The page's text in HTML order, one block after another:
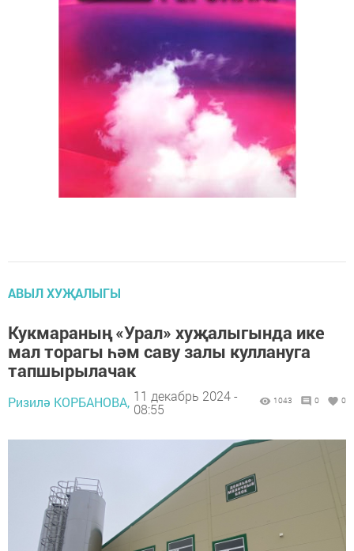
АВЫЛ ХУҖАЛЫГЫ
Кукмараның «Урал» хуҗалыгында ике
мал торагы һәм саву залы куллануга
тапшырылачак
Ризилә КОРБАНОВА, 11 декабрь 2024 -
08:55
1043 0 0